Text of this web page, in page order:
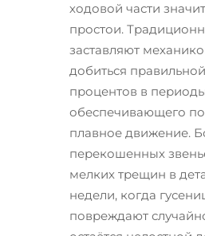
ходовой части
простои.
заставляют
добиться
процентов в
обеспечивающего
плавное движение.
перекошенных
мелких трещин в
недели, когда
повреждают